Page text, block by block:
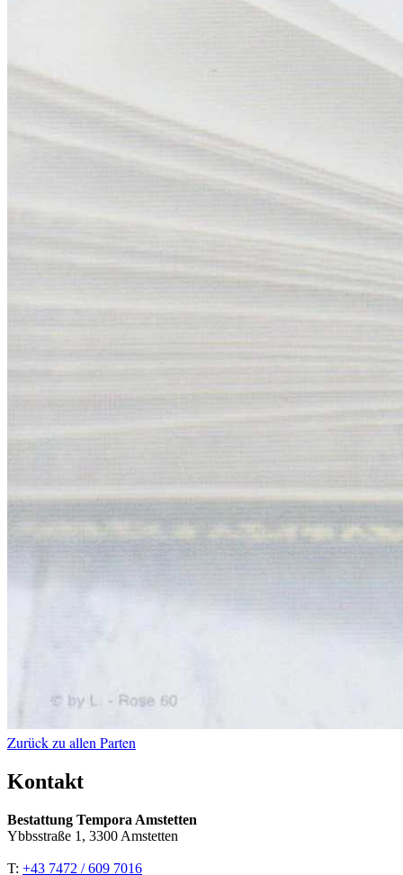
Zurück zu allen Parten
Kontakt
Bestattung Tempora Amstetten
Ybbsstraße 1, 3300 Amstetten
T: +43 7472 / 609 7016